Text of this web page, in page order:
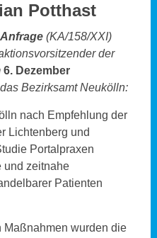
Potthast
(KA/158/XXI)
der
6. Dezember
Bezirksamt Neukölln:
nach Empfehlung der
Lichtenberg und
Portalpraxen
und zeitnahe
Patienten
Maßnahmen wurden die